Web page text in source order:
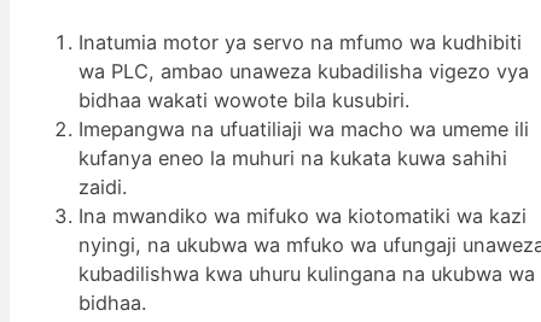
Inatumia motor ya servo na mfumo wa kudhibiti
wa PLC, ambao unaweza kubadilisha vigezo vya
bidhaa wakati wowote bila kusubiri.
Imepangwa na ufuatiliaji wa macho wa umeme ili
kufanya eneo la muhuri na kukata kuwa sahihi
zaidi.
Ina mwandiko wa mifuko wa kiotomatiki wa kazi
nyingi, na ukubwa wa mfuko wa ufungaji
kubadilishwa kwa uhuru kulingana na ukubwa wa
bidhaa.